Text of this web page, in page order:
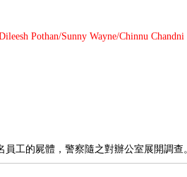
Pothan/Sunny Wayne/Chinnu Chandni
工的屍體，警察隨之對辦公室展開調查